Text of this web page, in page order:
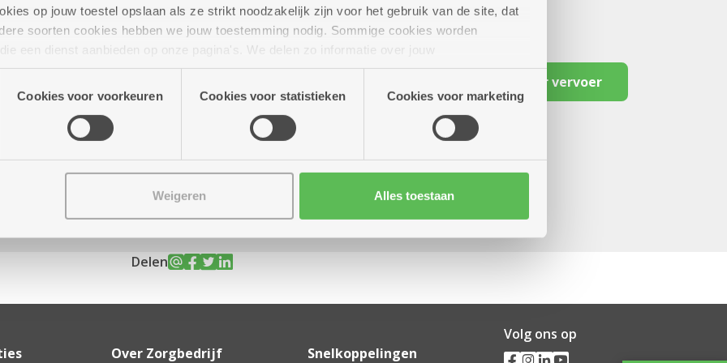
op jouw toestel opslaan als ze strikt noodzakelijk zijn voor het gebruik van de site, dat
soorten cookies hebben we jouw toestemming nodig. Sommige cookies worden
een dienst aanbieden op onze pagina's. We delen zo informatie over jouw
onze site voor social media, advertenties en analyse. Deze partners kunnen deze gegevens
die je aan hen verstrekte.
Cookies voor voorkeuren Cookies voor statistieken Cookies voor marketing
Weigeren Alles toestaan
Reserveer vervoer
Delen
Over Zorgbedrijf
Snelkoppelingen
Volg ons op